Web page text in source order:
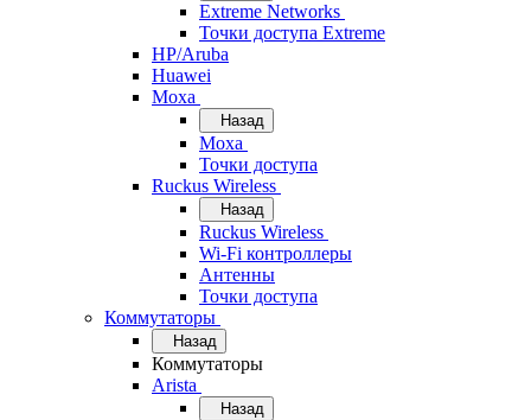
Extreme Networks
Точки доступа Extreme
HP/Aruba
Huawei
Moxa
Назад
Moxa
Точки доступа
Ruckus Wireless
Назад
Ruckus Wireless
Wi-Fi контроллеры
Антенны
Точки доступа
Коммутаторы
Назад
Коммутаторы
Arista
Назад